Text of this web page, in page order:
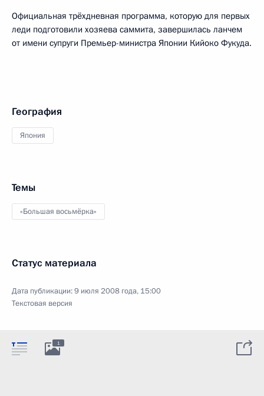
Официальная трёхдневная программа, которую для первых
леди подготовили хозяева саммита, завершилась ланчем
от имени супруги Премьер-министра Японии Кийоко Фукуда.
География
Япония
Темы
«Большая восьмёрка»
Статус материала
Дата публикации:9 июля 2008 года, 15:00
Текстовая версия
1